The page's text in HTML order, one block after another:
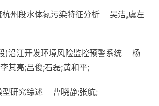
杭州段水体氮污染特征分析 吴洁,虞左
)沿江开发环境风险监控预警系统 杨
其亮;吕俊;石磊;黄和平;
型研究综述 曹晓静;张航;